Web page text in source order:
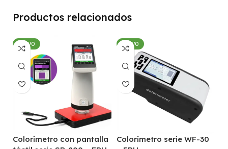
Productos relacionados
NUEVO
Colorímetro con pantalla
NUEVO
Colorímetro serie WF-30